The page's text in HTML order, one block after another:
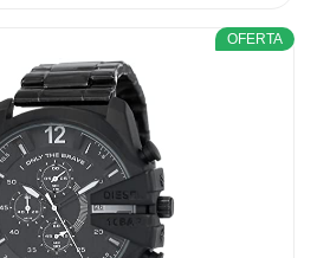
OFERTA